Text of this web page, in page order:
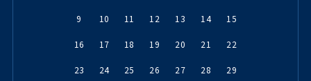
9 10 11 12 13 14 15
16 17 18 19 20 21 22
23 24 25 26 27 28 29